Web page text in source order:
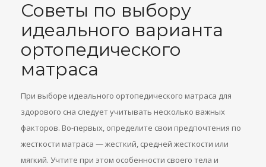
Советы по выбору
идеального варианта
ортопедического
матраса
При выборе идеального ортопедического матраса для
здорового сна следует учитывать несколько важных
факторов. Во-первых, определите свои предпочтения по
жесткости матраса — жесткий, средней жесткости или
мягкий. Учтите при этом особенности своего тела и